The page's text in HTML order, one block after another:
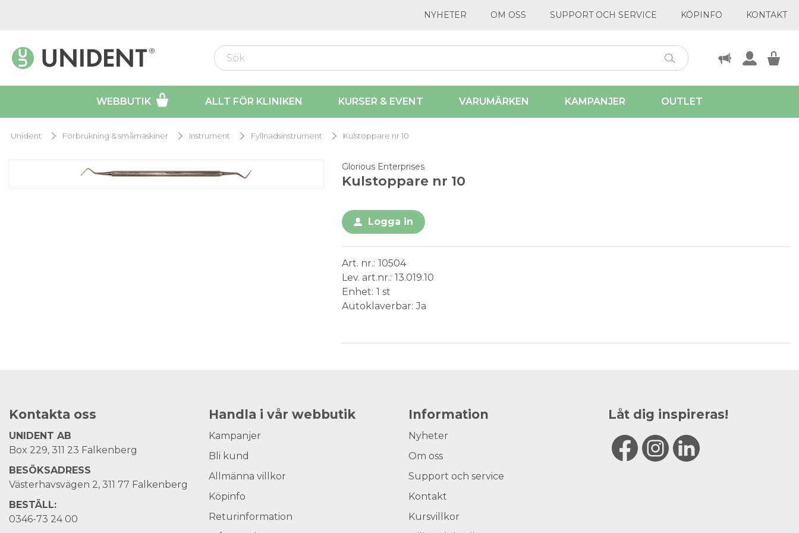
NYHETER OM OSS SUPPORT OCH SERVICE KÖPINFO KONTAKT
WEBBUTIK ALLT FÖR KLINIKEN KURSER & EVENT VARUMÄRKEN KAMPANJER OUTLET
Unident Förbrukning & småmaskiner Instrument Fyllnadsinstrument Kulstoppare nr 10
Glorious Enterprises
Kulstoppare nr 10
Logga in
Art. nr. 10504
Lev. art.nr. 13.019.10
Enhet 1 st
Autoklaverbar Ja
Kontakta oss
UNIDENT AB
Box 229, 311 23 Falkenberg
BESÖKSADRESS
Västerhavsvägen 2, 311 77 Falkenberg
BESTÄLL:
0346-73 24 00
Handla i vår webbutik
Kampanjer
Bli kund
Allmänna villkor
Köpinfo
Returinformation
Information
Nyheter
Om oss
Support och service
Kontakt
Kursvillkor
Låt dig inspireras!